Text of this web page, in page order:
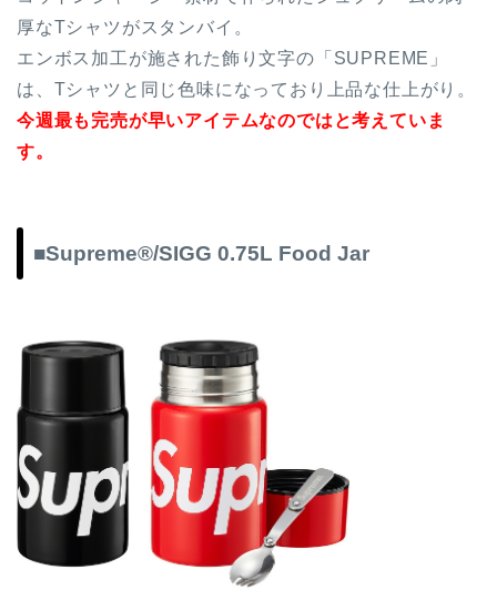
厚なTシャツがスタンバイ。
エンボス加工が施された飾り文字の「SUPREME」
は、Tシャツと同じ色味になっており上品な仕上がり。
今週最も完売が早いアイテムなのではと考えていま
す。
■Supreme®/SIGG 0.75L Food Jar